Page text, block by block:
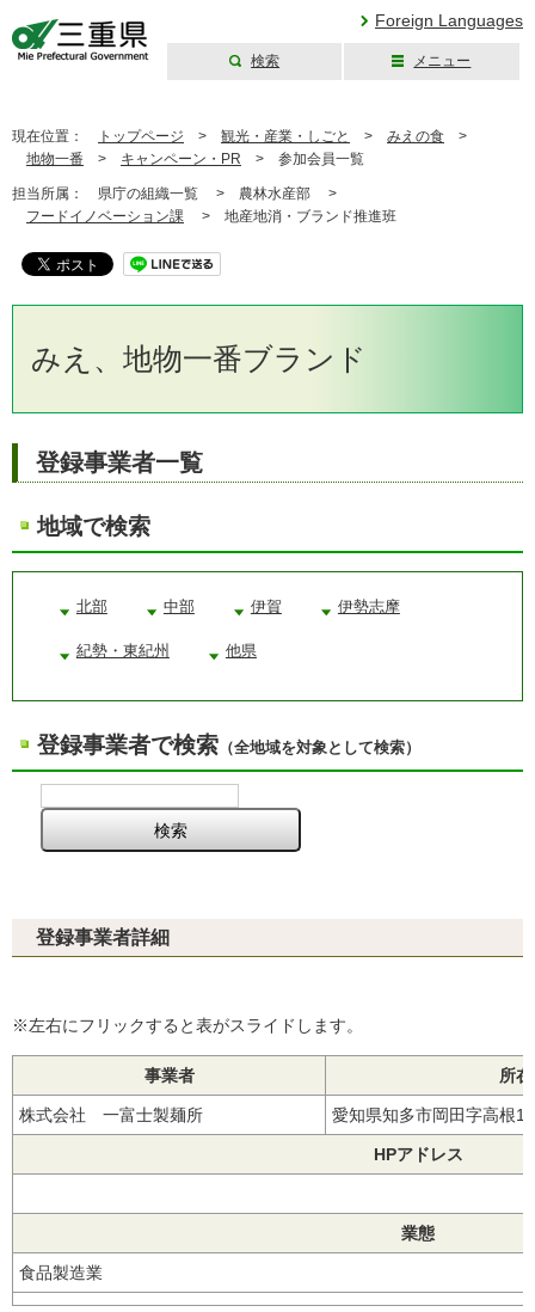
Foreign Languages
検索 メニュー
現在位置： トップページ > 観光・産業・しごと > みえの食 >
地物一番 > キャンペーン・PR > 参加会員一覧
担当所属： 県庁の組織一覧 > 農林水産部 >
フードイノベーション課 > 地産地消・ブランド推進班
みえ、地物一番ブランド
登録事業者一覧
地域で検索
北部 中部 伊賀 伊勢志摩
紀勢・東紀州 他県
登録事業者で検索 （全地域を対象として検索）
登録事業者詳細
※左右にフリックすると表がスライドします。
事業者 所
株式会社 一富士製麺所 愛知県知多市岡田字高根
HPアドレス
業態
食品製造業